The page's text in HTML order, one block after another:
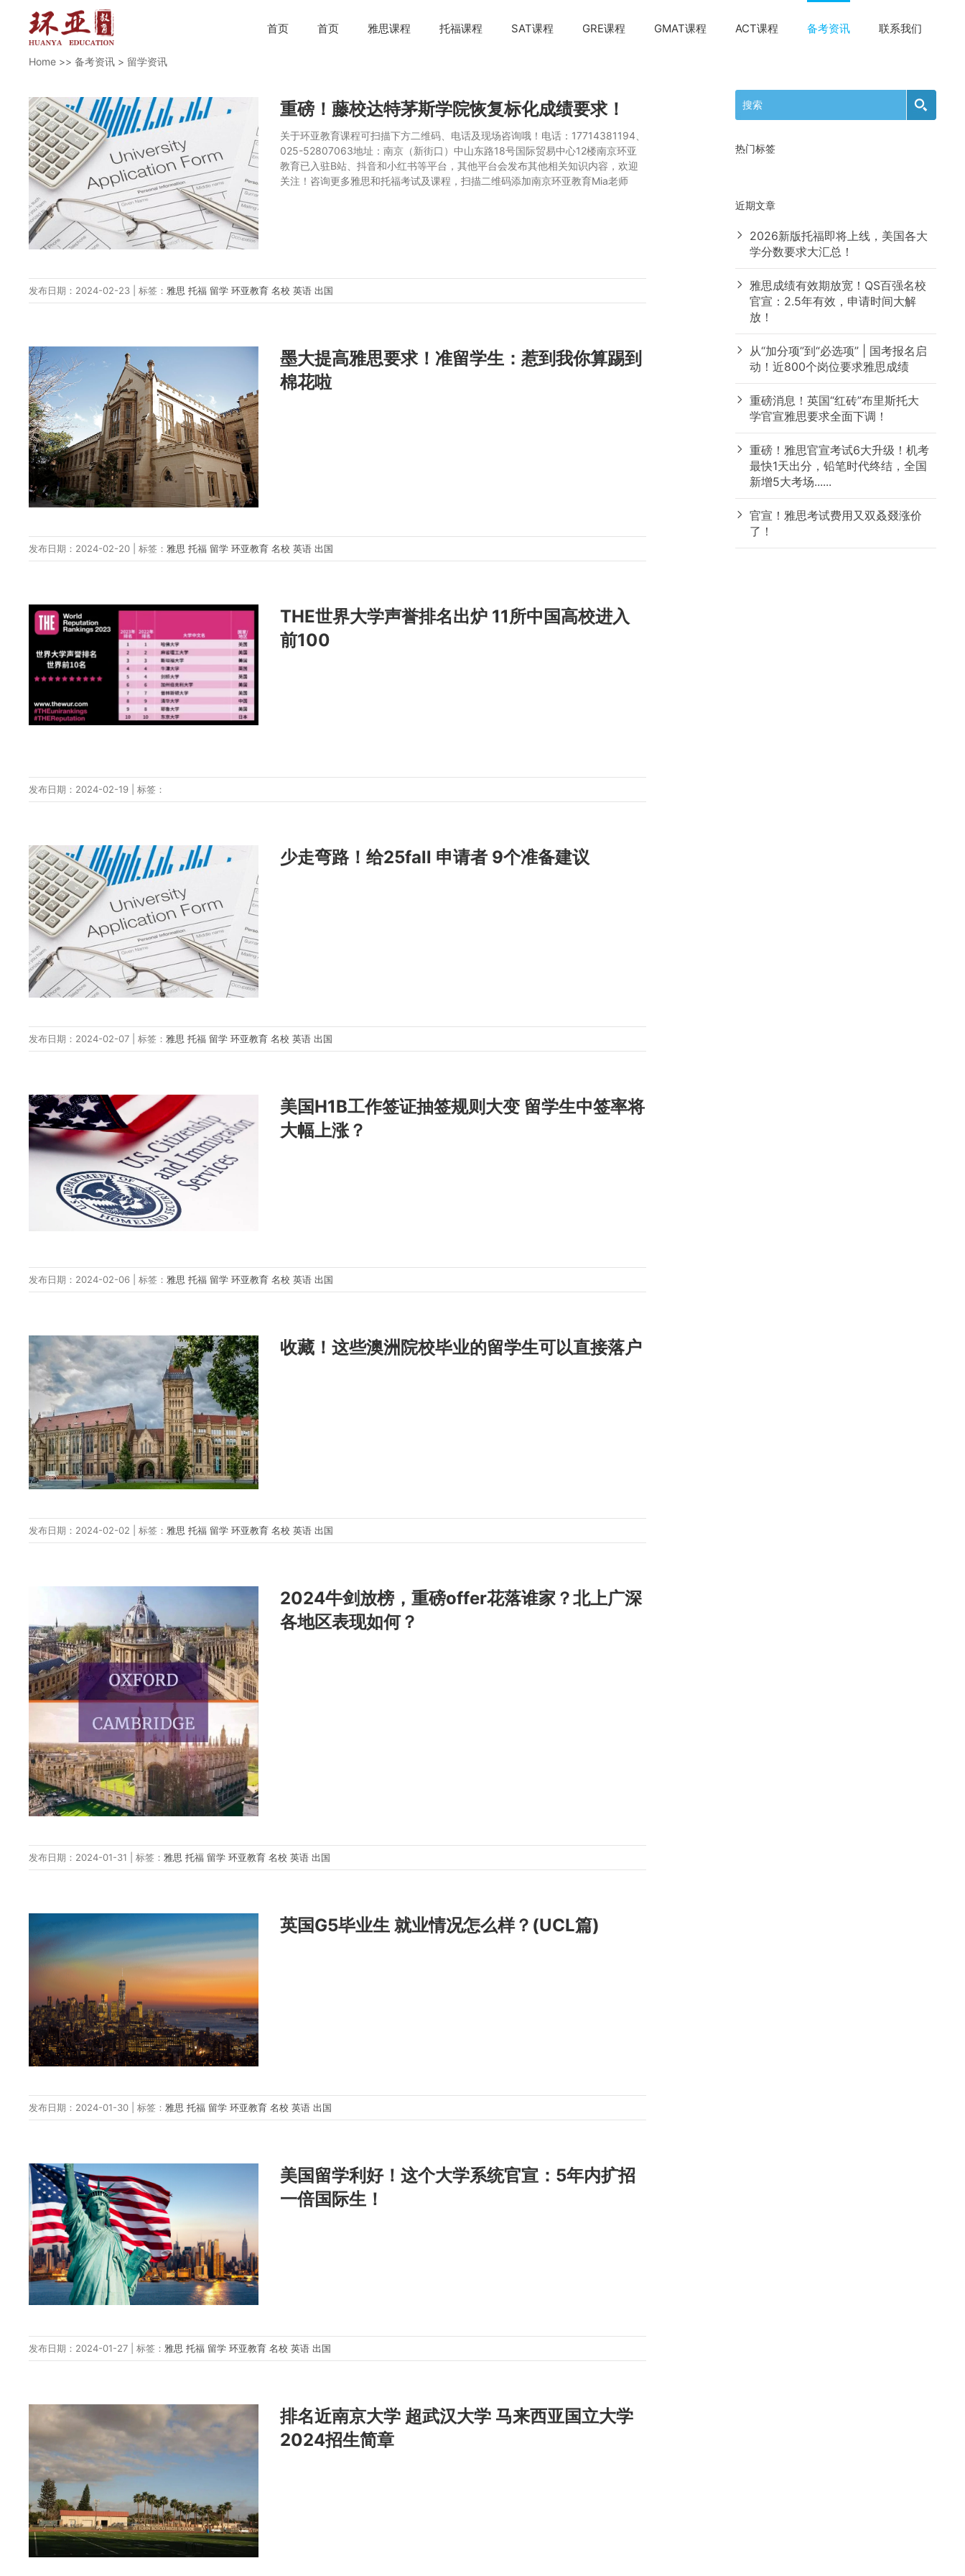
首页 首页 雅思课程 托福课程 SAT课程 GRE课程 GMAT课程 ACT课程 备考资讯 联系我们
Home >> 备考资讯 > 留学资讯
重磅！藤校达特茅斯学院恢复标化成绩要求！
关于环亚教育课程可扫描下方二维码、电话及现场咨询哦！电话：17714381194、
025-52807063地址：南京（新街口）中山东路18号国际贸易中心12楼南京环亚
教育已入驻B站、抖音和小红书等平台，其他平台会发布其他相关知识内容，欢迎
关注！咨询更多雅思和托福考试及课程，扫描二维码添加南京环亚教育Mia老师
发布日期：2024-02-23 | 标签： 雅思托福 留学环亚教育名校英语出国
墨大提高雅思要求！准留学生：惹到我你算踢到
棉花啦
发布日期：2024-02-20 | 标签：雅思托福 留学环亚教育名校英语出国
THE世界大学声誉排名出炉 11所中国高校进入
前100
发布日期：2024-02-19 | 标签：
少走弯路！给25fall 申请者 9个准备建议
发布日期：2024-02-07 | 标签：雅思托福 留学环亚教育名校英语出国
美国H1B工作签证抽签规则大变 留学生中签率将
大幅上涨？
发布日期：2024-02-06 | 标签：雅思托福 留学环亚教育名校英语出国
收藏！这些澳洲院校毕业的留学生可以直接落户
发布日期：2024-02-02 | 标签： 雅思托福 留学环亚教育名校英语出国
2024牛剑放榜，重磅offer花落谁家？北上广深
各地区表现如何？
发布日期：2024-01-31 | 标签： 雅思托福 留学环亚教育名校英语出国
英国G5毕业生 就业情况怎么样？(UCL篇)
发布日期：2024-01-30 | 标签： 雅思托福 留学环亚教育名校英语出国
美国留学利好！这个大学系统官宣：5年内扩招
一倍国际生！
发布日期：2024-01-27 | 标签： 雅思托福 留学环亚教育名校英语出国
排名近南京大学 超武汉大学 马来西亚国立大学
2024招生简章
热门标签
近期文章
2026新版托福即将上线，美国各大
学分数要求大汇总！
雅思成绩有效期放宽！QS百强名校
官宣：2.5年有效，申请时间大解
放！
从“加分项”到“必选项” | 国考报名启
动！近800个岗位要求雅思成绩
重磅消息！英国“红砖”布里斯托大
学官宣雅思要求全面下调！
重磅！雅思官宣考试6大升级！机考
最快1天出分，铅笔时代终结，全国
新增5大考场......
官宣！雅思考试费用又双叒叕涨价
了！